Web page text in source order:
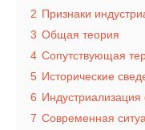
2 Признаки
3 Общая теория
4 Сопутствующая
5 Исторические
6 Индустриализация
7 Современная